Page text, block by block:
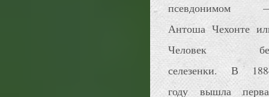
псевдонимом
Антоша Чехонте
Человек
селезенки. В
году вышла